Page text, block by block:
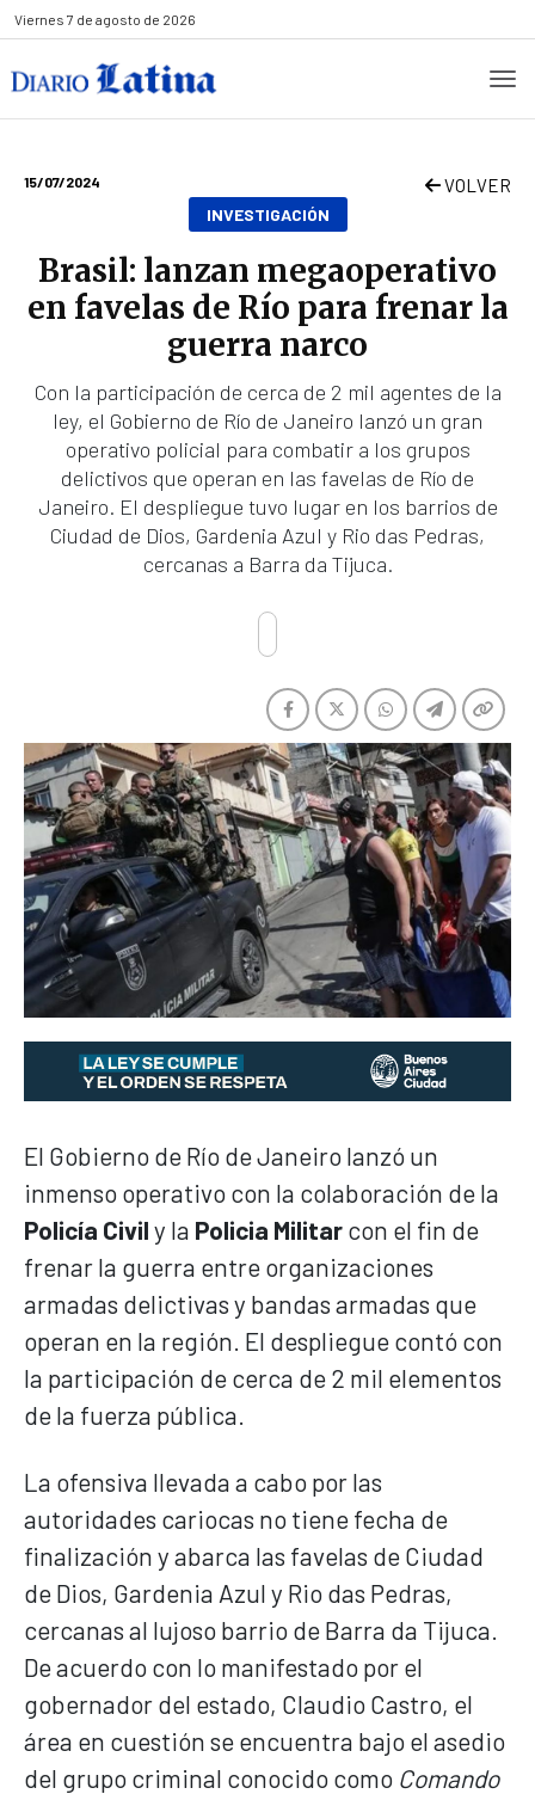
Viernes 7 de agosto de 2026
15/07/2024 VOLVER
INVESTIGACIÓN
Brasil: lanzan megaoperativo
en favelas de Río para frenar la
guerra narco
Con la participación de cerca de 2 mil agentes de la
ley, el Gobierno de Río de Janeiro lanzó un gran
operativo policial para combatir a los grupos
delictivos que operan en las favelas de Río de
Janeiro. El despliegue tuvo lugar en los barrios de
Ciudad de Dios, Gardenia Azul y Rio das Pedras,
cercanas a Barra da Tijuca.
El Gobierno de Río de Janeiro lanzó un
inmenso operativo con la colaboración de la
Policía Civil y la Policia Militar con el fin de
frenar la guerra entre organizaciones
armadas delictivas y bandas armadas que
operan en la región. El despliegue contó con
la participación de cerca de 2 mil elementos
de la fuerza pública.
La ofensiva llevada a cabo por las
autoridades cariocas no tiene fecha de
finalización y abarca las favelas de Ciudad
de Dios, Gardenia Azul y Rio das Pedras,
cercanas al lujoso barrio de Barra da Tijuca.
De acuerdo con lo manifestado por el
gobernador del estado, Claudio Castro, el
área en cuestión se encuentra bajo el asedio
del grupo criminal conocido como Comando